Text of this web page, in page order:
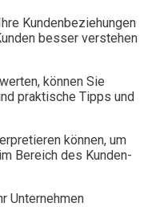
Kundenbeziehungen
besser verstehen
können Sie
praktische Tipps und
können, um
Bereich des Kunden-
Unternehmen